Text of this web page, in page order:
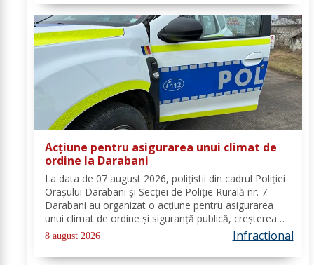
Acțiune pentru asigurarea unui climat de
ordine la Darabani
La data de 07 august 2026, polițiștii din cadrul Poliției
Orașului Darabani și Secției de Poliție Rurală nr. 7
Darabani au organizat o acțiune pentru asigurarea
unui climat de ordine și siguranță publică, creșterea
gradului de siguranță rutieră și combaterea faptelor
antisociale, în localitatea...
8 august 2026 Infractional